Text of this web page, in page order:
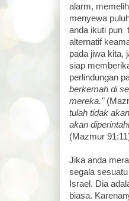
alarm,
menyewa
anda ikuti pun
alternatif
pada jiwa kita,
siap
perlindungan
berkemah di
mereka."
tulah tidak
akan
(Mazmur
Jika anda
segala
Israel. Dia
biasa.